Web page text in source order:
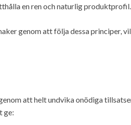
en ren och naturlig produktprofil.
genom att följa dessa principer,
att helt undvika onödiga
ge: